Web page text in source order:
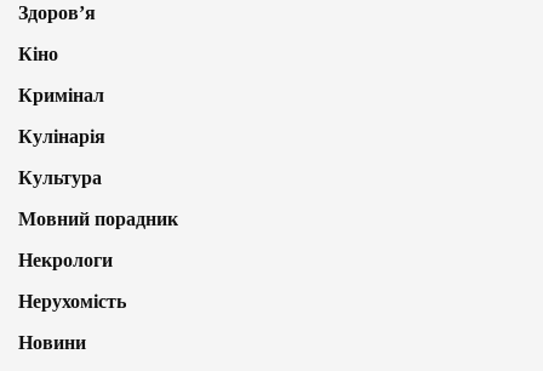
Здоров’я
Кіно
Кримінал
Кулінарія
Культура
Мовний порадник
Некрологи
Нерухомість
Новини